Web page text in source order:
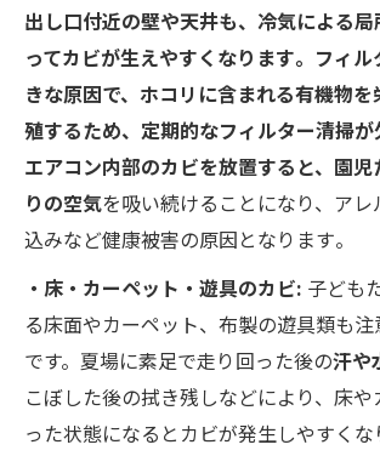
出し口付近の壁や天井も、冷気による
ってカビが生えやすくなります​。フィ
きな原因で、ホコリに含まれる有機物
殖するため、定期的なフィルター清掃が
エアコン内部のカビを放置すると、園児
りの空気を吸い続けることになり、ア
込みなど健康被害の原因となります​。
・床・カーペット・遊具のカビ: 子ども
る床面やカーペット、布製の遊具類も
です。夏場に素足で走り回った後の汗や
こぼした後の拭き残しなどにより、床
った状態になるとカビが発生しやすくな